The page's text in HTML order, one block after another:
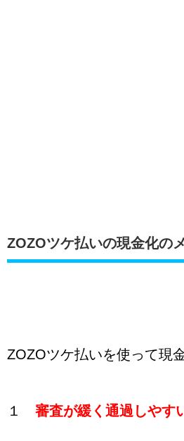
ZOZOツケ払いの現金化の
ZOZOツケ払いを使って現
１ 審査が緩く通過しやす